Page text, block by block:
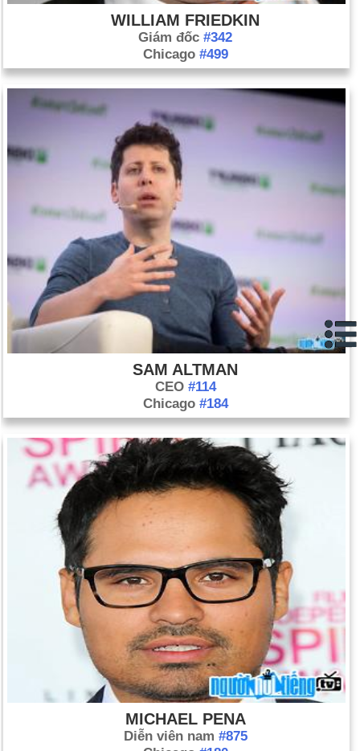
WILLIAM FRIEDKIN
Giám đốc #342
Chicago #499
SAM ALTMAN
CEO #114
Chicago #184
MICHAEL PENA
Diễn viên nam #875